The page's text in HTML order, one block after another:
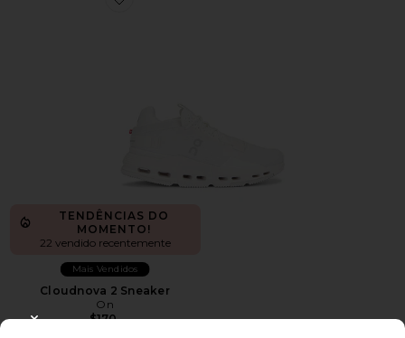
Favorite Cloudnova 2 Sneaker
TENDÊNCIAS DO
MOMENTO!
22 vendido recentemente
Mais Vendidos
Cloudnova 2 Sneaker
On
$170